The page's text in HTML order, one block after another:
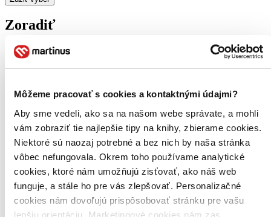
Môžeme pracovať s cookies a kontaktnými údajmi?
Aby sme vedeli, ako sa na našom webe správate, a mohli
vám zobraziť tie najlepšie tipy na knihy, zbierame cookies.
Niektoré sú naozaj potrebné a bez nich by naša stránka
vôbec nefungovala. Okrem toho používame analytické
cookies, ktoré nám umožňujú zisťovať, ako náš web
funguje, a stále ho pre vás zlepšovať. Personalizačné
cookies nám dovoľujú prispôsobovať stránku pre vašu
lepšiu orientáciu. Marketingové cookies nám zas
Zoradiť
Top hodnotené
Najdrahšie
Najlacnejšie
Použité filtre
Zrušiť filtre
Pevná väzba s prebalomčítané - výborný stav